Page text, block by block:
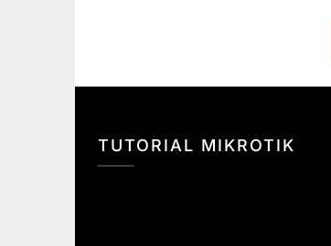
TUTORIAL MIKROTIK